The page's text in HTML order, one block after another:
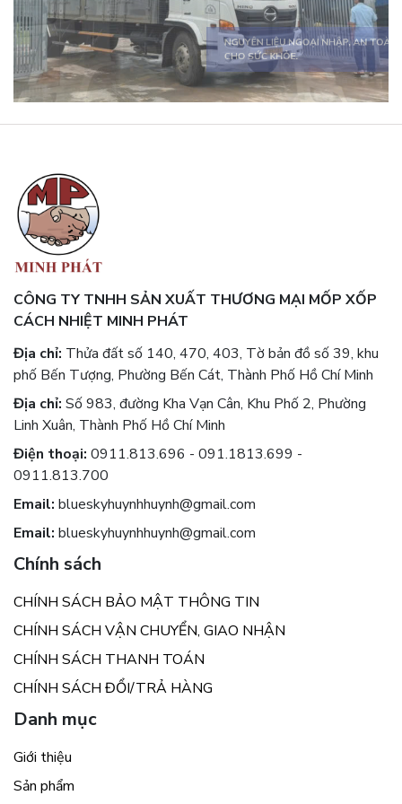
SẢN PHẨM ĐA DẠNG, ĐÁP ỨNG MỌI
NHU CẦU.
CÔNG TY TNHH SẢN XUẤT THƯƠNG MẠI MỐP XỐP
CÁCH NHIỆT MINH PHÁT
Địa chỉ: Thửa đất số 140, 470, 403, Tờ bản đồ số 39, khu
phố Bến Tượng, Phường Bến Cát, Thành Phố Hồ Chí Minh
Địa chỉ: Số 983, đường Kha Vạn Cân, Khu Phố 2, Phường
Linh Xuân, Thành Phố Hồ Chí Minh
Điện thoại: 0911.813.696 - 091.1813.699 -
0911.813.700
Email: blueskyhuynhhuynh@gmail.com
Email: blueskyhuynhhuynh@gmail.com
Chính sách
CHÍNH SÁCH BẢO MẬT THÔNG TIN
CHÍNH SÁCH VẬN CHUYỂN, GIAO NHẬN
CHÍNH SÁCH THANH TOÁN
CHÍNH SÁCH ĐỔI/TRẢ HÀNG
Danh mục
Giới thiệu
Sản phẩm